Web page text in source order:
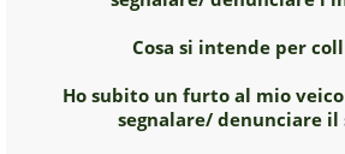
Cosa si intende per
Ho subito un furto al mio
segnalare/ denunciare il